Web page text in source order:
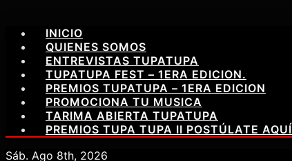
contenido
INICIO
QUIENES SOMOS
ENTREVISTAS TUPATUPA
TUPATUPA FEST – 1ERA EDICION.
PREMIOS TUPATUPA – 1ERA EDICION
PROMOCIONA TU MUSICA
TARIMA ABIERTA TUPATUPA
PREMIOS TUPA TUPA II POSTÚLATE AQUÍ
Sáb. Ago 8th, 2026